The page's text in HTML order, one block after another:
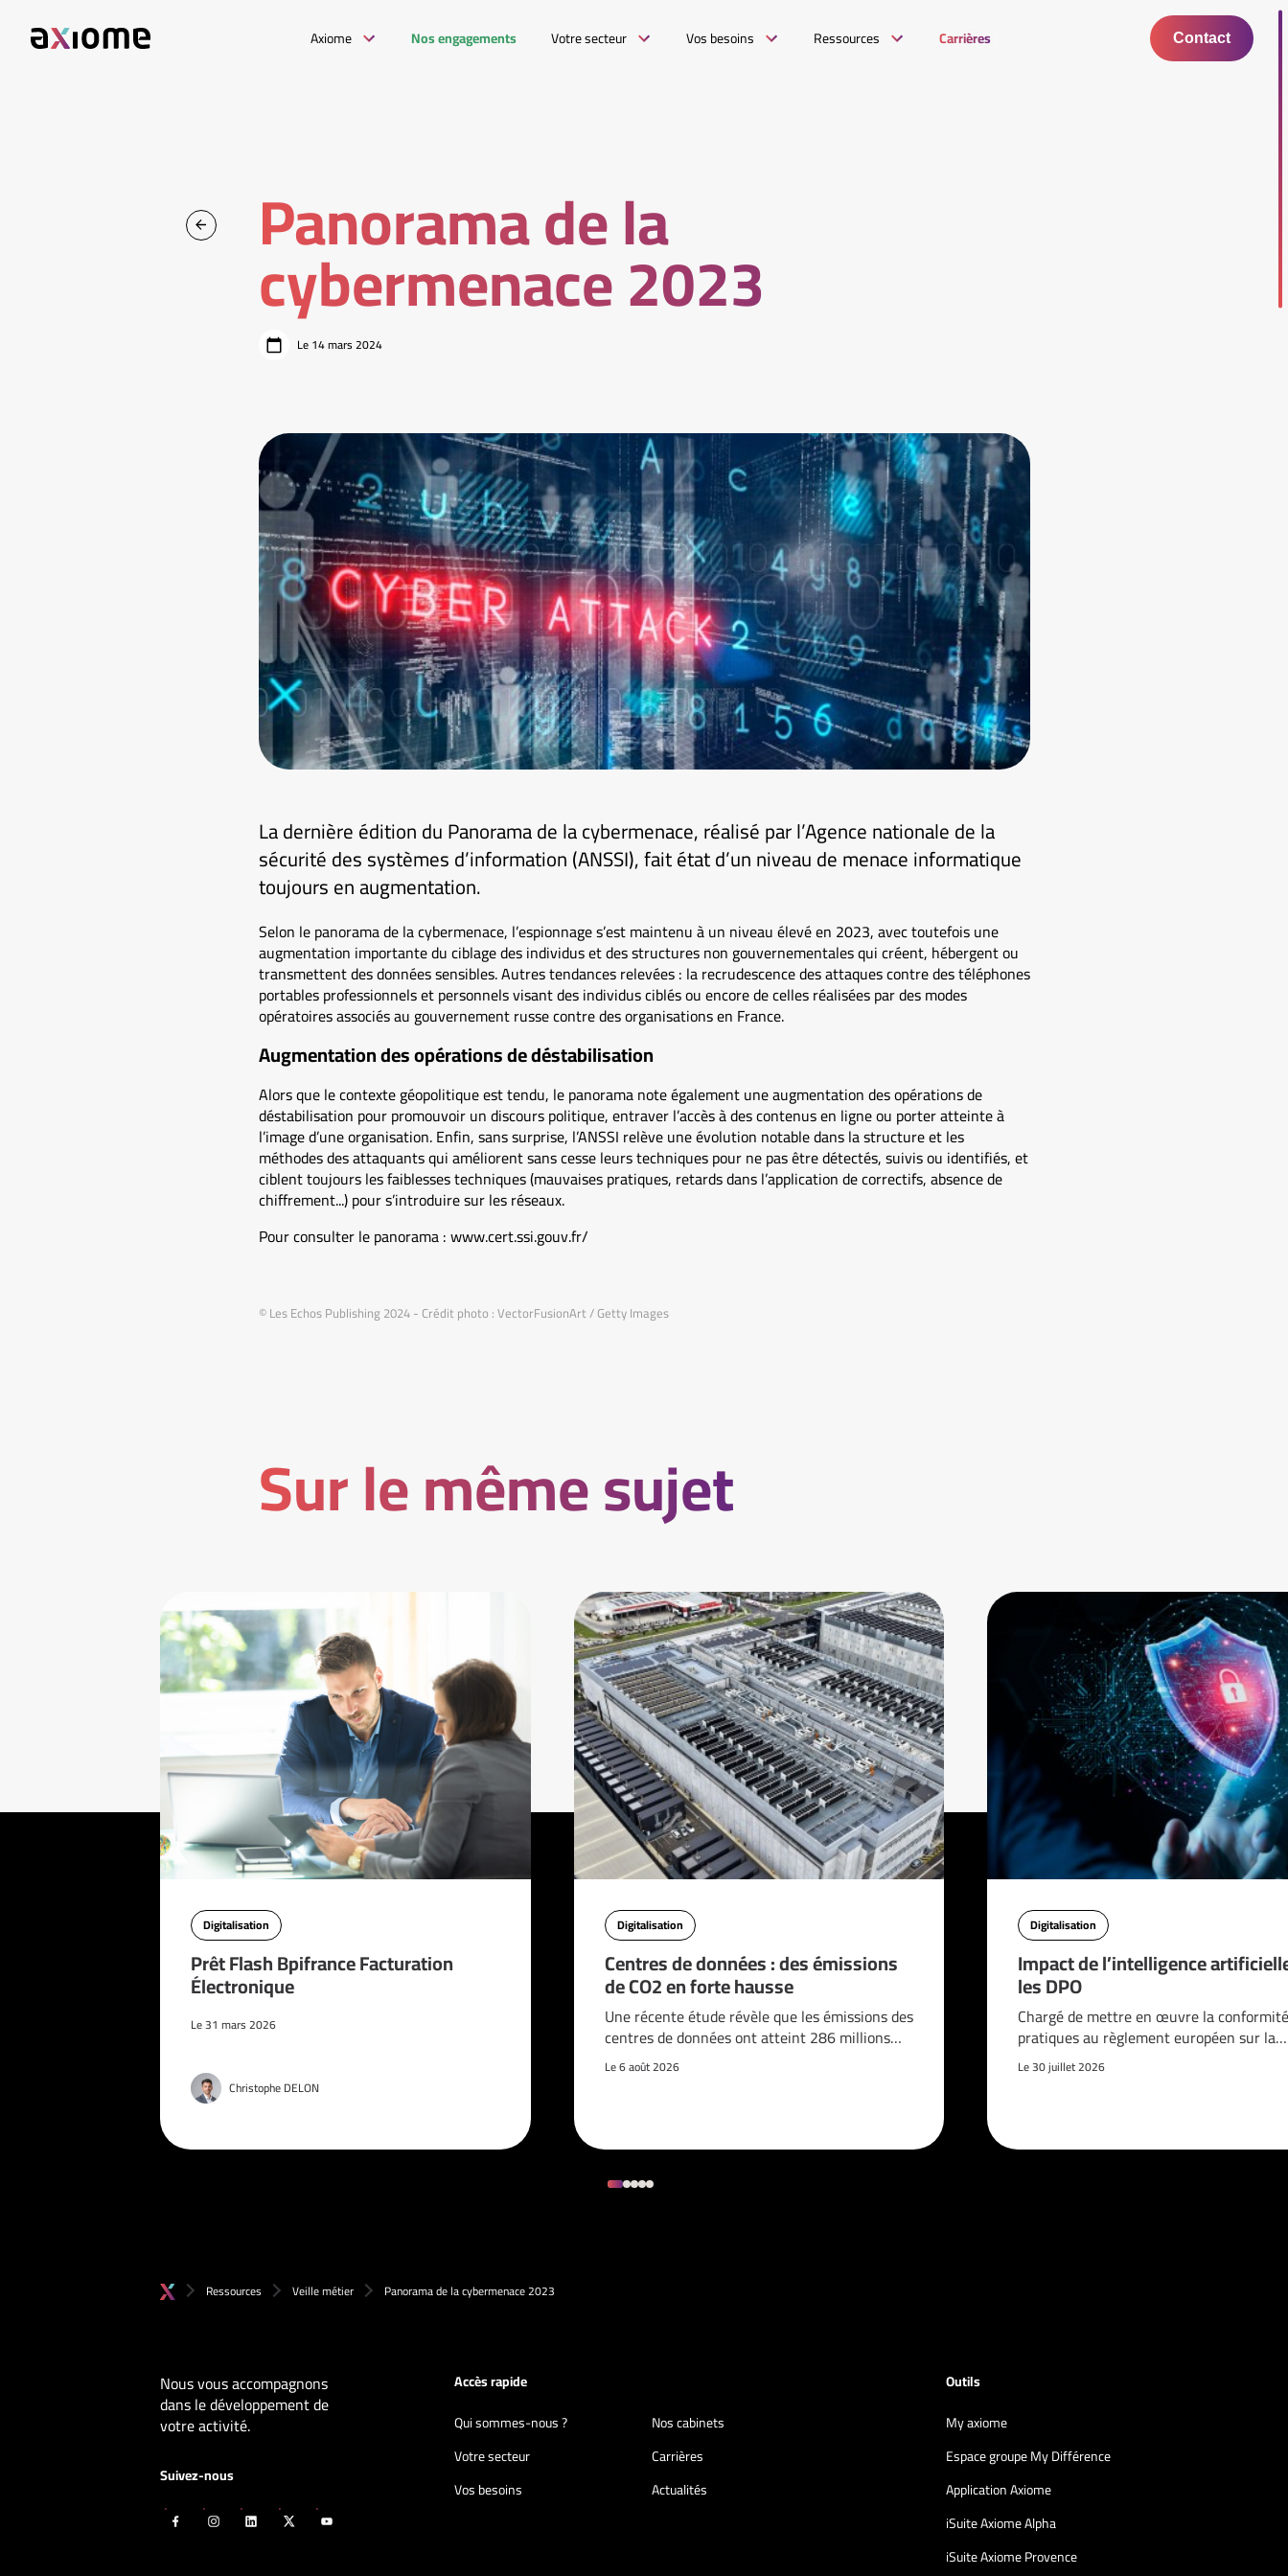
Axiome Nos engagements Votre secteur Vos besoins Ressources Carrières Contact
Panorama de la
cybermenace 2023
Le 14 mars 2024
La dernière édition du Panorama de la cybermenace, réalisé par l’Agence nationale de la
sécurité des systèmes d’information (ANSSI), fait état d’un niveau de menace informatique
toujours en augmentation.
Selon le panorama de la cybermenace, l’espionnage s’est maintenu à un niveau élevé en 2023, avec toutefois une
augmentation importante du ciblage des individus et des structures non gouvernementales qui créent, hébergent ou
transmettent des données sensibles. Autres tendances relevées : la recrudescence des attaques contre des téléphones
portables professionnels et personnels visant des individus ciblés ou encore de celles réalisées par des modes
opératoires associés au gouvernement russe contre des organisations en France.
Augmentation des opérations de déstabilisation
Alors que le contexte géopolitique est tendu, le panorama note également une augmentation des opérations de
déstabilisation pour promouvoir un discours politique, entraver l’accès à des contenus en ligne ou porter atteinte à
l’image d’une organisation. Enfin, sans surprise, l’ANSSI relève une évolution notable dans la structure et les
méthodes des attaquants qui améliorent sans cesse leurs techniques pour ne pas être détectés, suivis ou identifiés, et
ciblent toujours les faiblesses techniques (mauvaises pratiques, retards dans l’application de correctifs, absence de
chiffrement...) pour s’introduire sur les réseaux.
Pour consulter le panorama : www.cert.ssi.gouv.fr/
© Les Echos Publishing 2024 - Crédit photo : VectorFusionArt / Getty Images
Sur le même sujet
Digitalisation
Prêt Flash Bpifrance Facturation
Électronique
Le 31 mars 2026
Christophe DELON
Digitalisation
Centres de données : des émissions
de CO2 en forte hausse
Une récente étude révèle que les émissions des
centres de données ont atteint 286 millions…
Le 6 août 2026
Digitalisation
Impact de l’intelligence
les DPO
Chargé de mettre en œuvre la
pratiques au règlement européen sur la…
Le 30 juillet 2026
Ressources Veille métier Panorama de la cybermenace 2023
Nous vous accompagnons
dans le développement de
votre activité.
Suivez-nous
Accès rapide
Qui sommes-nous ?
Nos cabinets
Votre secteur
Carrières
Vos besoins
Actualités
Outils
My axiome
Espace groupe My Différence
Application Axiome
iSuite Axiome Alpha
iSuite Axiome Provence